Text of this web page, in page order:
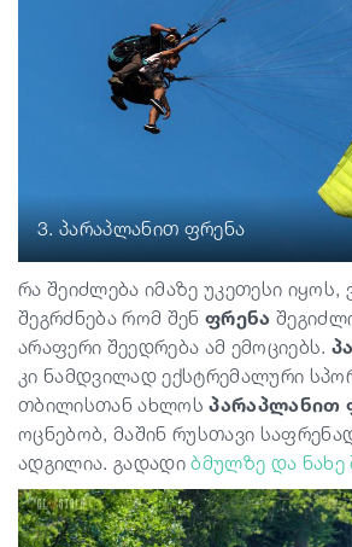
3. პარაპლანით ფრენა
რა შეიძლება იმაზე უკეთესი იყოს,
შეგრძნება რომ შენ ფრენა
არაფერი შეედრება ამ ემოციებს.
კი ნამდვილად ექსტრემალური
თბილისთან ახლოსპარაპლანით
ოცნებობ, მაშინ რუსთავი
ადგილია. გადადიბმულზე და ნახე